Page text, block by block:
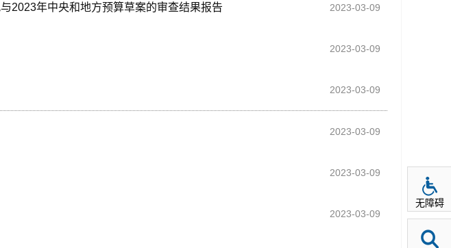
2023-03-09
2023年中央和地方预算草案的审查结果报告
2023-03-09
2023-03-09
2023-03-09
2023-03-09
2023-03-09
无障碍